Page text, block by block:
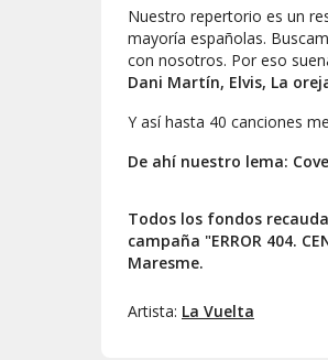
Nuestro repertorio es un
mayoría españolas.
con nosotros. Por eso
Dani Martín, Elvis, La
Y así hasta 40 canciones
De ahí nuestro lema:
Todos los fondos
campaña "ERROR 404.
Maresme.
Artista: La Vuelta